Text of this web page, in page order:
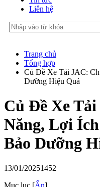
Liên hệ
Trang chủ
Tổng hợp
Củ Đề Xe Tải JAC:
Dưỡng Hiệu Quả
Củ Đề Xe
Năng, Lợi
Bảo Dưỡng
13/01/20251452
Mục lục [Ẩn]